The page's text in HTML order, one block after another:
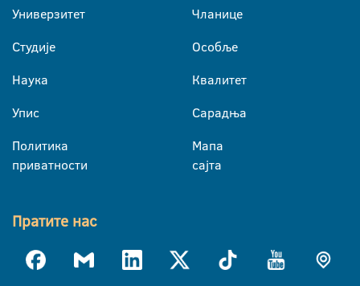
Универзитет
Студије
Наука
Упис
Политика
приватности
Чланице
Особље
Квалитет
Сарадња
Мапа
сајта
Пратите нас